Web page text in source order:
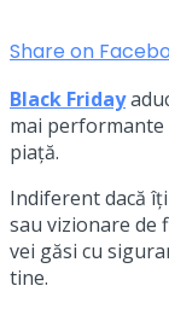
Share on
Black Friday
mai performante
piață.
Indiferent dacă
sau vizionare de
vei găsi cu
tine.